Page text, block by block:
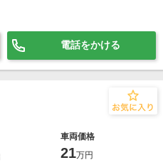
電話をかける
車両価格
21万円